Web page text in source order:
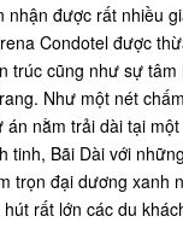
nhận được rất nhiều
Condotel được
trúc cũng như sự tâm
Như một nét
án nằm trải dài tại
tinh, Bãi Dài với
trọn đại dương xanh
rất lớn các du